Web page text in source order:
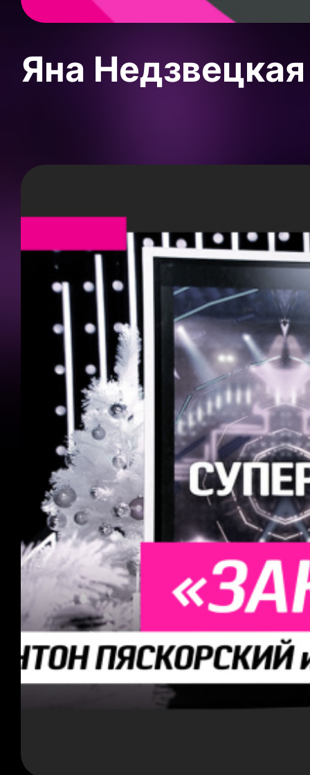
Яна Недзвецкая